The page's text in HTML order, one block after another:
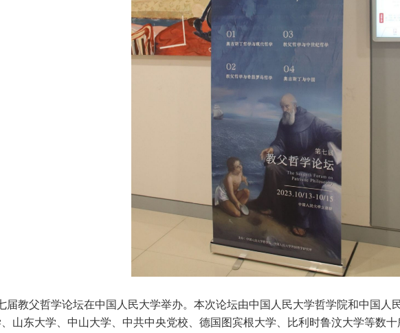
届教父哲学论坛在中国人民大学举办。本次论坛由中国人民大学哲学院和中国人
山东大学、中山大学、中共中央党校、德国图宾根大学、比利时鲁汶大学等数